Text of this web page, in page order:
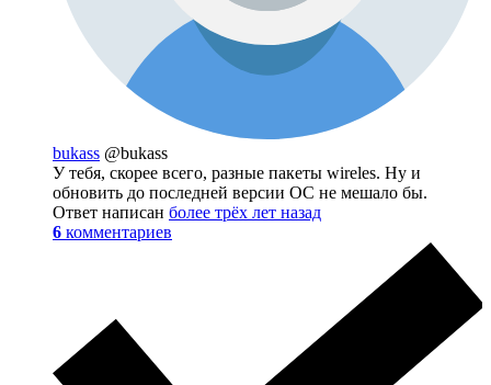
bukass @bukass
У тебя, скорее всего, разные пакеты wireles. Ну и
обновить до последней версии ОС не мешало бы.
Ответ написан более трёх лет назад
6 комментариев